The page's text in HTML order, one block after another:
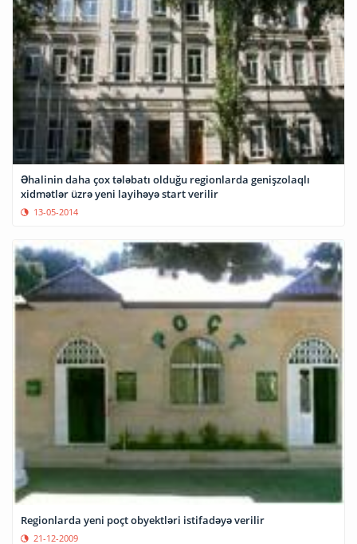
Əhalinin daha çox tələbatı olduğu regionlarda genişzolaqlı
xidmətlər üzrə yeni layihəyə start verilir
13-05-2014
Regionlarda yeni poçt obyektləri istifadəyə verilir
21-12-2009